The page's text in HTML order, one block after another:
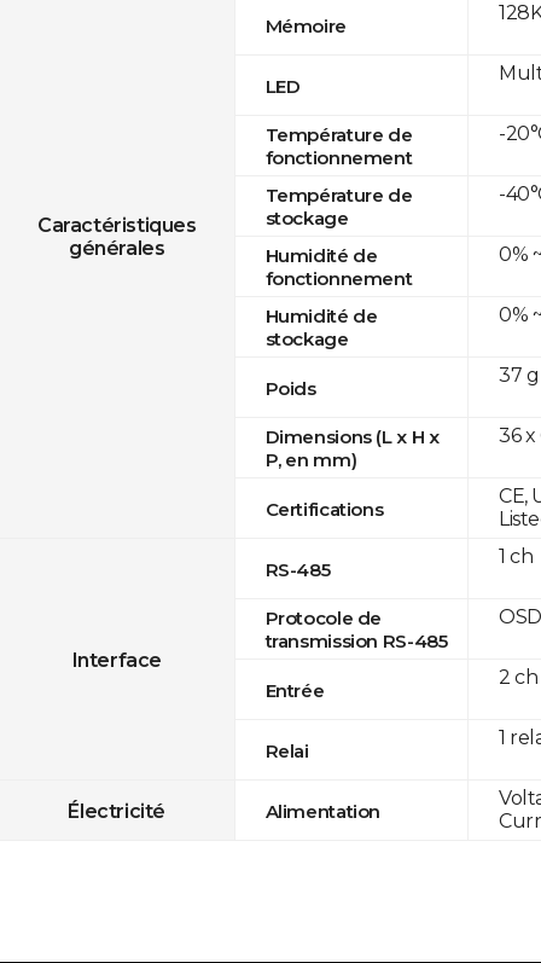
Caractéristiques
générales
Mémoire
LED
Température de
fonctionnement
Température de
stockage
Humidité de
fonctionnement
Humidité de
stockage
Poids
Dimensions (L x H x
P, en mm)
Certifications
Interface
RS-485
Protocole de
transmission RS-485
Entrée
Relai
Électricité Alimentation
-
-
0%
0%
37 g
36 x
CE,
1 ch
2 ch
1